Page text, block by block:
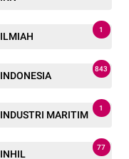
ILMIAH
1
INDONESIA
843
INDUSTRI MARITIM
1
INHIL
77